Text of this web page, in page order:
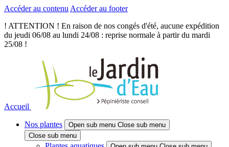
Accéder au contenu Accéder au footer
! ATTENTION ! En raison de nos congés d'été, aucune expédition
du jeudi 06/08 au lundi 24/08 : reprise normale à partir du mardi
25/08 !
Accueil
Nos plantes Open sub menu Close sub menu
Close sub menu